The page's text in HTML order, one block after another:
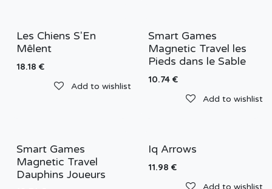
Les Chiens S'En
Mêlent
18.18 €
Add to wishlist
Smart Games
Magnetic Travel les
Pieds dans le Sable
10.74€
Add to wishlist
Smart Games
Magnetic Travel
Dauphins Joueurs
Iq Arrows
11.98 €
Add to wishlist